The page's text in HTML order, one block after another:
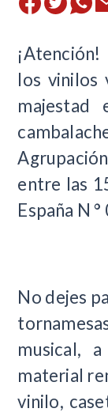
los vinilos
majestad
entre las
España N
No dejes
musical,
material
vinilo,